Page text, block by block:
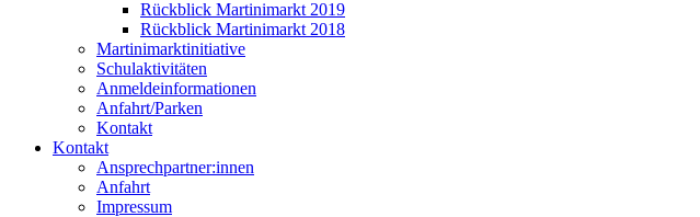
Rückblick Martinimarkt 2019
Rückblick Martinimarkt 2018
Martinimarktinitiative
Schulaktivitäten
Anmeldeinformationen
Anfahrt/Parken
Kontakt
Kontakt
Ansprechpartner:innen
Anfahrt
Impressum